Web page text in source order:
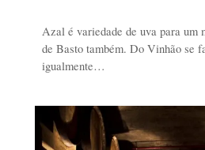
Azal é variedade de uva para um
de Basto também. Do Vinhão se
igualmente…